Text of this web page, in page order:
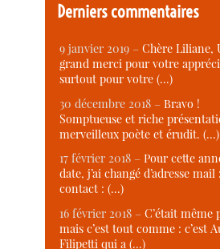
Derniers commentaires
9 janvier 2019 –Chère Liliane,
grand merci pour votre
surtout pour votre (…)
30 décembre 2018 –Bravo !
Somptueuse et riche
merveilleux poète et érudit. (…)
17 février 2018 –Pour cette
date, j’ai changé d’adresse mail :
contact : (…)
16 février 2018 –C’était même
mais c’est tout comme : c’est
Filipetti qui a (…)